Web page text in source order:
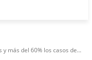
más del 60% los casos de...